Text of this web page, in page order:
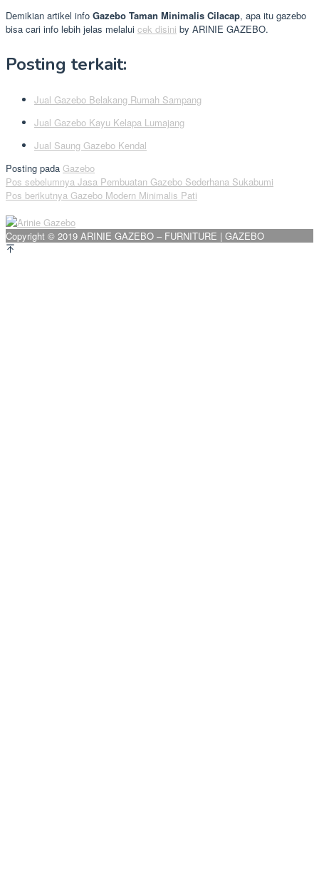
Demikian artikel info Gazebo Taman Minimalis Cilacap, apa itu gazebo
bisa cari info lebih jelas melalui cek disini by ARINIE GAZEBO.
Posting terkait:
Jual Gazebo Belakang Rumah Sampang
Jual Gazebo Kayu Kelapa Lumajang
Jual Saung Gazebo Kendal
Posting pada Gazebo
Navigasi
pos
Pos sebelumnya Jasa Pembuatan Gazebo Sederhana Sukabumi
Pos berikutnya Gazebo Modern Minimalis Pati
Copyright © 2019 ARINIE GAZEBO – FURNITURE | GAZEBO